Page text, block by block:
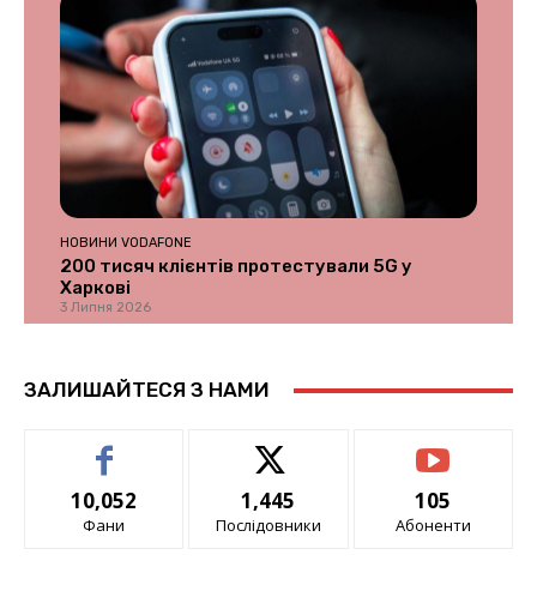
НОВИНИ VODAFONE
200 тисяч клієнтів протестували 5G у
Харкові
3 Липня 2026
ЗАЛИШАЙТЕСЯ З НАМИ
10,052
Фани
1,445
Послідовники
105
Абоненти